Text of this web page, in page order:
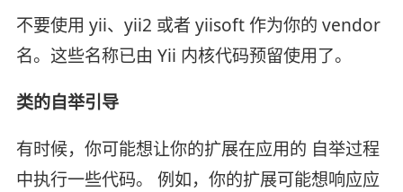
不要使用 yii、yii2 或者 yiisoft 作为你的 vendor
名。这些名称已由 Yii 内核代码预留使用了。
类的自举引导
有时候，你可能想让你的扩展在应用的 自举过程
中执行一些代码。 例如，你的扩展可能想响应应